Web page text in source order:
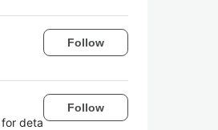
Follow
deta
Follow